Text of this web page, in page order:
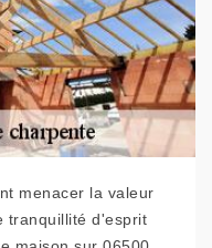
menacer la valeur
tranquillité d'esprit